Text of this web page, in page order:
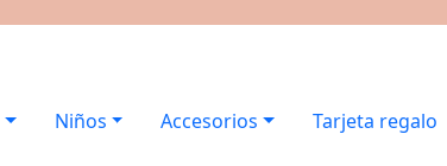
Niños Accesorios
Tarjeta regalo